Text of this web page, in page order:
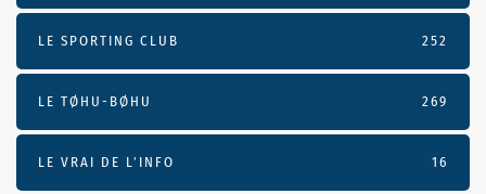
LE SPORTING CLUB 252
LE TØHU-BØHU 269
LE VRAI DE L’INFO 16